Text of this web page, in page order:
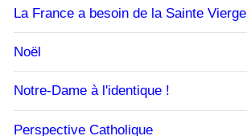
La France a besoin de la Sainte Vierge
Noël
Notre-Dame à l'identique !
Perspective Catholique